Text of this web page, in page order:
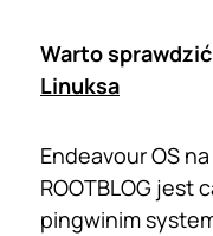
Warto
Linuksa
Endeavour OS
ROOTBLOG jest
pingwinim